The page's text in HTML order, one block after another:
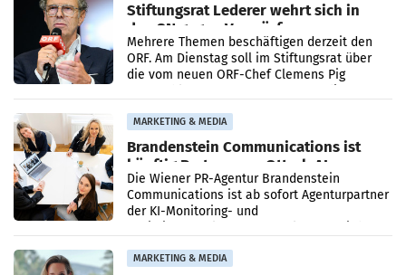
Stiftungsrat Lederer wehrt sich in
den SN gegen Vorwürfe
Mehrere Themen beschäftigen derzeit den
ORF. Am Dienstag soll im Stiftungsrat über
die vom neuen ORF-Chef Clemens Pig
MARKETING & MEDIA
Brandenstein Communications ist
künftig Partner von OtterlyAI
Die Wiener PR-Agentur Brandenstein
Communications ist ab sofort Agenturpartner
der KI-Monitoring- und
MARKETING & MEDIA